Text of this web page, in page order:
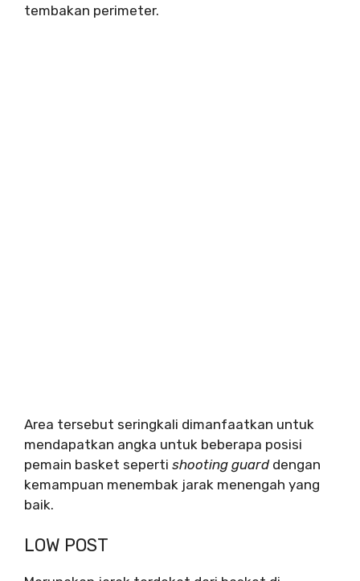
tembakan perimeter.
Area tersebut seringkali dimanfaatkan untuk
mendapatkan angka untuk beberapa posisi
pemain basket seperti shooting guarddengan
kemampuan menembak jarak menengah yang
baik.
LOW POST